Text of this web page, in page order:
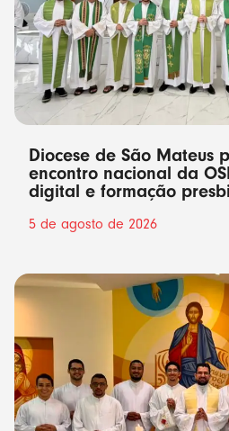
Diocese de São Mateus
encontro nacional da
digital e formação
5 de agosto de 2026